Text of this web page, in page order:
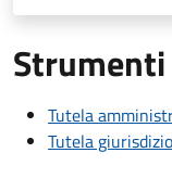
Tutela
Tutela